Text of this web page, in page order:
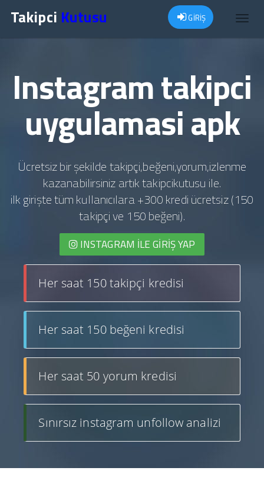
Takipci Kutusu GİRİŞ
Instagram takipci
uygulamasi apk
Ücretsiz bir şekilde takipçi,beğeni,yorum,izlenme
kazanabilirsiniz artık takipcikutusu ile.
ilk girişte tüm kullanıcılara +300 kredi ücretsiz (150
takipçi ve 150 beğeni).
INSTAGRAM İLE GIRIŞ YAP
Her saat 150 takipçi kredisi
Her saat 150 beğeni kredisi
Her saat 50 yorum kredisi
Sınırsız instagram unfollow analizi